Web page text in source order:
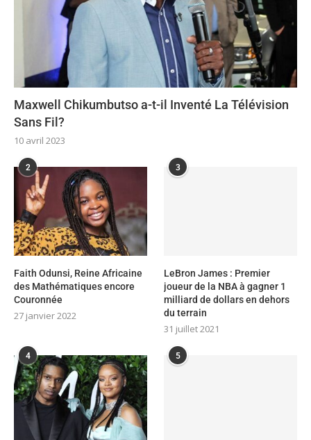
Maxwell Chikumbutso a-t-il Inventé La Télévision
Sans Fil?
10 avril 2023
2
Faith Odunsi, Reine Africaine
des Mathématiques encore
Couronnée
27 janvier 2022
3
LeBron James : Premier
joueur de la NBA à gagner 1
milliard de dollars en dehors
du terrain
31 juillet 2021
4 5